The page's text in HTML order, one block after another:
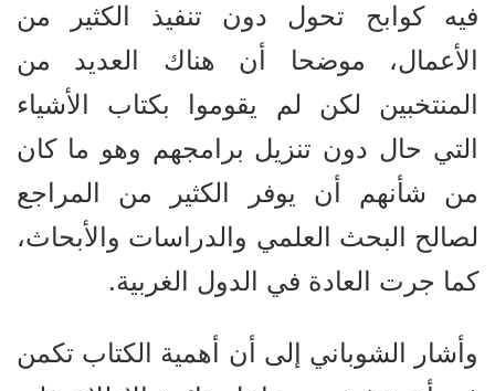
فيه كوابح تحول دون تنفيذ الكثير من
الأعمال، موضحا أن هناك العديد من
المنتخبين لكن لم يقوموا بكتاب الأشياء
التي حال دون تنزيل برامجهم وهو ما كان
من شأنهم أن يوفر الكثير من المراجع
لصالح البحث العلمي والدراسات والأبحاث،
كما جرت العادة في الدول الغربية.
وأشار الشوباني إلى أن أهمية الكتاب تكمن